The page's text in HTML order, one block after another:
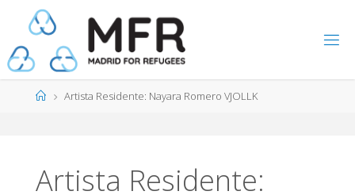
contenido
PáginaArtista Residente: Nayara Romero VJOLLK
Artista Residente: